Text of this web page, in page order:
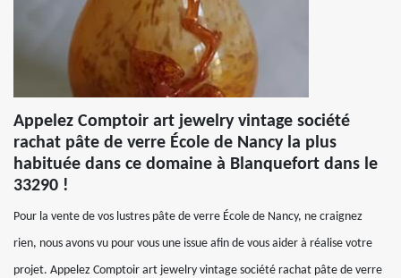
Appelez Comptoir art jewelry vintage société
rachat pâte de verre École de Nancy la plus
habituée dans ce domaine à Blanquefort dans le
33290 !
Pour la vente de vos lustres pâte de verre École de Nancy, ne craignez
rien, nous avons vu pour vous une issue afin de vous aider à réalise votre
projet. Appelez Comptoir art jewelry vintage société rachat pâte de verre